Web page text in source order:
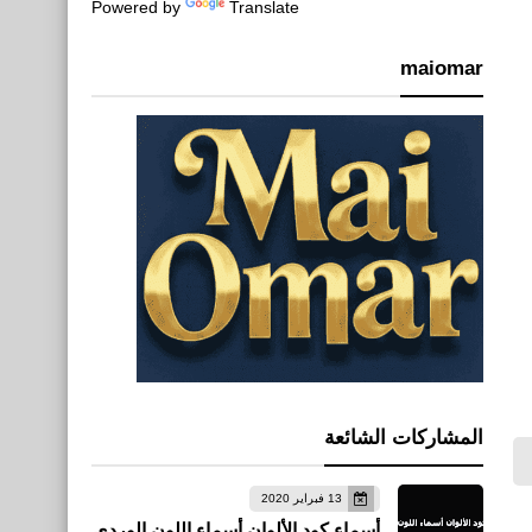
Powered by Translate
maiomar
المشاركات الشائعة
13 فبراير 2020